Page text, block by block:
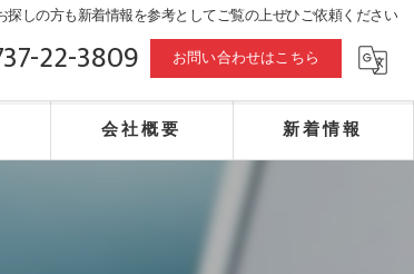
探しの方も新着情報を参考としてご覧の上ぜひご依頼ください
22-3809 お問い合わせはこちら
会社概要 新着情報